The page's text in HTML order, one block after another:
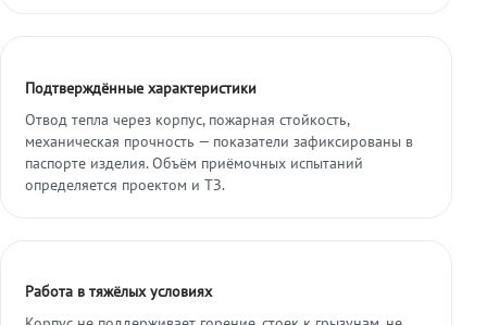
Подтверждённые характеристики
Отвод тепла через корпус, пожарная стойкость,
механическая прочность — показатели зафиксированы в
паспорте изделия. Объём приёмочных испытаний
определяется проектом и ТЗ.
Работа в тяжёлых условиях